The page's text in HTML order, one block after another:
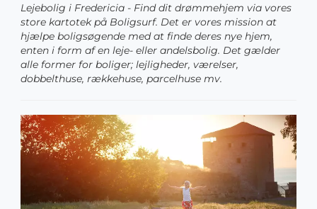
Lejebolig i Fredericia - Find dit drømmehjem via vores
store kartotek på Boligsurf. Det er vores mission at
hjælpe boligsøgende med at finde deres nye hjem,
enten i form af en leje- eller andelsbolig. Det gælder
alle former for boliger; lejligheder, værelser,
dobbelthuse, rækkehuse, parcelhuse mv.